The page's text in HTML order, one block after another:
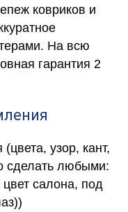
ковриков и
На всю
гарантия 2
узор, кант,
сделать любыми:
салона, под